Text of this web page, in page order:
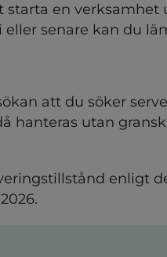
starta en
eller senare kan du
att du söker
hanteras utan
enligt